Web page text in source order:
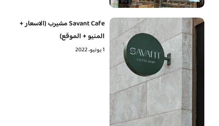
Savant Cafe مشيرب (الاسعار +
المنيو + الموقع)
1 يونيو، 2022